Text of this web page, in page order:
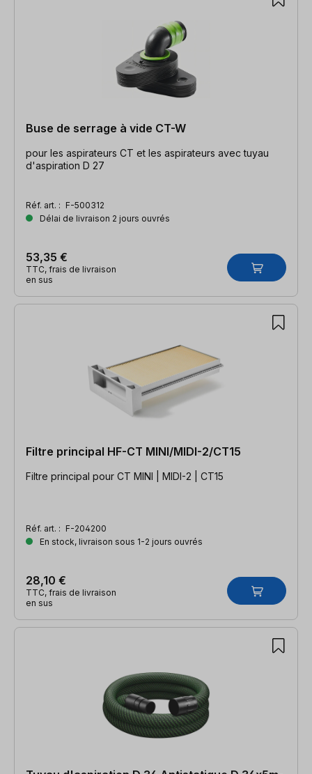
Buse de serrage à vide CT-W
pour les aspirateurs CT et les aspirateurs avec tuyau
d'aspiration D 27
Réf. art. : F-500312
Délai de livraison 2 jours ouvrés
53,35 €
TTC, frais de livraison
en sus
Filtre principal HF-CT MINI/MIDI-2/CT15
Filtre principal pour CT MINI | MIDI-2 | CT15
Réf. art. : F-204200
En stock, livraison sous 1-2 jours ouvrés
28,10 €
TTC, frais de livraison
en sus